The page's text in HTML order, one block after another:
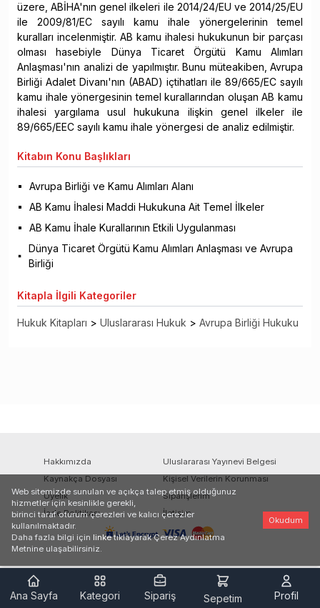
üzere, ABİHA'nın genel ilkeleri ile 2014/24/EU ve 2014/25/EU
ile 2009/81/EC sayılı kamu ihale yönergelerinin temel
kuralları incelenmiştir. AB kamu ihalesi hukukunun bir parçası
olması hasebiyle Dünya Ticaret Örgütü Kamu Alımları
Anlaşması'nın analizi de yapılmıştır. Bunu müteakiben, Avrupa
Birliği Adalet Divanı'nın (ABAD) içtihatları ile 89/665/EC sayılı
kamu ihale yönergesinin temel kurallarından oluşan AB kamu
ihalesi yargılama usul hukukuna ilişkin genel ilkeler ile
89/665/EEC sayılı kamu ihale yönergesi de analiz edilmiştir.
Kitabın Konu Başlıkları
Avrupa Birliği ve Kamu Alımları Alanı
AB Kamu İhalesi Maddi Hukukuna Ait Temel İlkeler
AB Kamu İhale Kurallarının Etkili Uygulanması
Dünya Ticaret Örgütü Kamu Alımları Anlaşması ve Avrupa
Birliği
Kitapla İlgili Kategoriler
Hukuk Kitapları > Uluslararası Hukuk > Avrupa Birliği Hukuku
Hakkımızda
Uluslararası Yayınevi Belgesi
Kaynakça Dosyası
Kişisel Verilerin Korunması
Üyelik
Siparişlerim
İade Politikası
İletişim
Ana Sayfa Kategori Sipariş Sepetim Profil
Web sitemizde sunulan ve açıkça talep etmiş olduğunuz
hizmetler için kesinlikle gerekli,
birinci taraf oturum çerezleri ve kalıcı çerezler
kullanılmaktadır.
Daha fazla bilgi için linke tıklayarak Çerez Aydınlatma
Metnine ulaşabilirsiniz.
Okudum